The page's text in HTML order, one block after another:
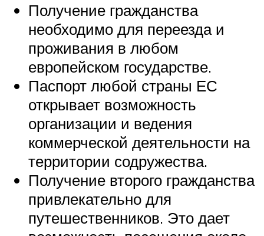
Получение гражданства
необходимо для переезда и
проживания в любом
европейском государстве.
Паспорт любой страны ЕС
открывает возможность
организации и ведения
коммерческой деятельности на
территории содружества.
Получение второго гражданства
привлекательно для
путешественников. Это дает